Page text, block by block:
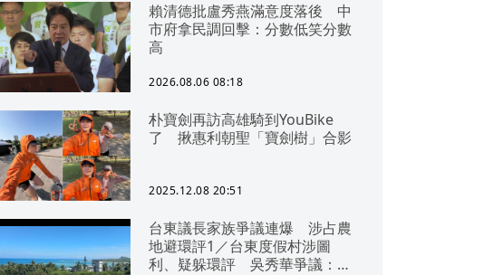
賴清德批盧秀燕滿意度落後 中
市府拿民調回擊：分數低笑分數
高
2026.08.06 08:18
朴寶劍再訪高雄騎到YouBike
了 揪惠利朝聖「寶劍樹」合影
2025.12.08 20:51
台東議長家族爭議連爆 涉占農
地避環評1／台東度假村涉圖
利、疑躲環評 吳秀華爭議：概